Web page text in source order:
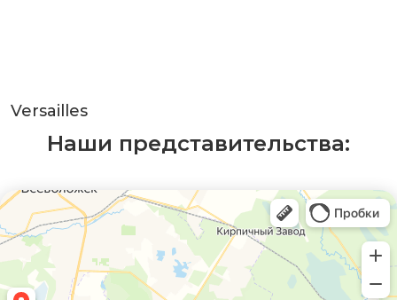
Versailles
Наши представительства: